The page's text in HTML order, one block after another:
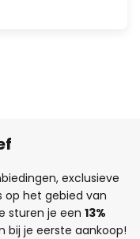
exclusieve
op het gebied van
sturen je een 13%
bij je eerste aankoop!